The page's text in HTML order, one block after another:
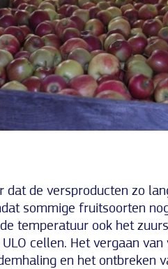
dat de versproducten zo
sommige fruitsoorten
temperatuur ook het
cellen. Het vergaan
en het ontbreken